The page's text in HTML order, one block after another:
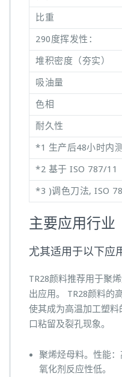
比重
290度挥发性：
堆积密度（夯实）
吸油量
色相
耐久性
*1 生产后48小时内
*2 基于 ISO 787/11
*3 )调色刀法, ISO
主要应用行业
尤其适用于以下应
TR28颜料推荐用于聚
出应用。 TR28颜料的
使其成为高温加工塑
口粘留及裂孔现象。
聚烯烃母料。性能
氧化剂反应性低。